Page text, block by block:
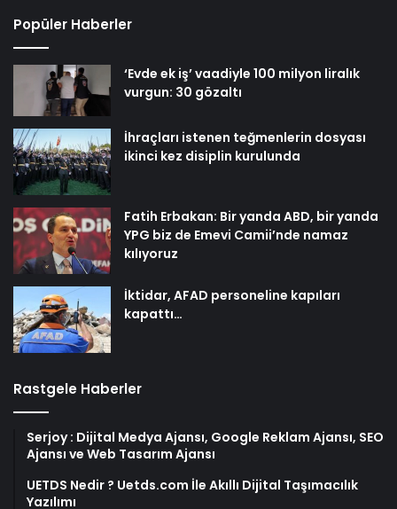
Popüler Haberler
‘Evde ek iş’ vaadiyle 100 milyon liralık
vurgun: 30 gözaltı
İhraçları istenen teğmenlerin dosyası
ikinci kez disiplin kurulunda
Fatih Erbakan: Bir yanda ABD, bir yanda
YPG biz de Emevi Camii’nde namaz
kılıyoruz
İktidar, AFAD personeline kapıları
kapattı…
Rastgele Haberler
Serjoy : Dijital Medya Ajansı, Google Reklam Ajansı, SEO
Ajansı ve Web Tasarım Ajansı
UETDS Nedir ? Uetds.com İle Akıllı Dijital Taşımacılık
Yazılımı